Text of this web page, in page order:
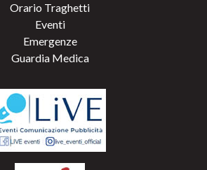
Orario Traghetti
Eventi
Emergenze
Guardia Medica